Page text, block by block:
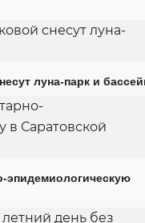
луна-парк и
эпидемиологическую